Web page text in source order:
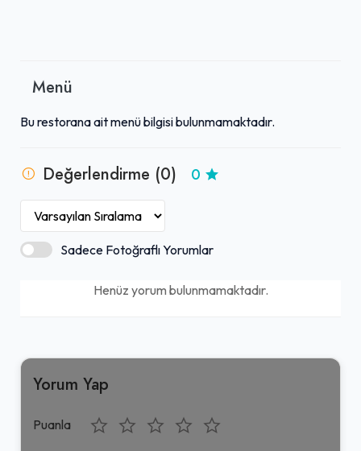
Menü
Bu restorana ait menü bilgisi bulunmamaktadır.
Değerlendirme (0) 0
Sadece Fotoğraflı Yorumlar
Henüz yorum bulunmamaktadır.
Yorum Yap
Puanla